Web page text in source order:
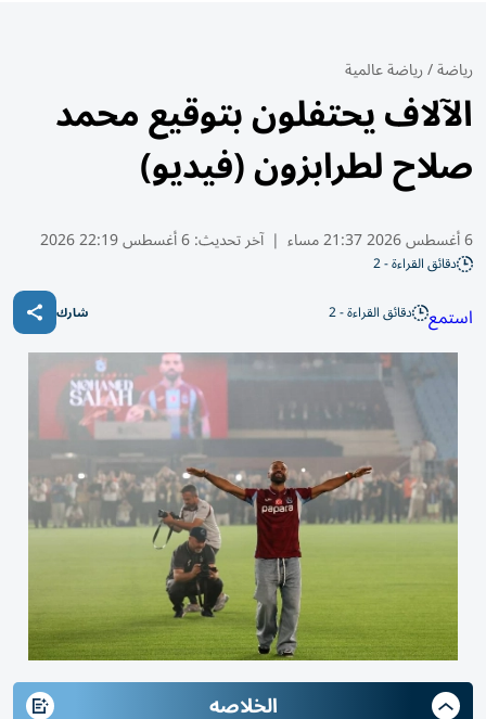
رياضة/رياضة عالمية
الآلاف يحتفلون بتوقيع محمد
صلاح لطرابزون (فيديو)
6 أغسطس 2026 21:37 مساء | آخر تحديث:6 أغسطس 22:19 2026
دقائق القراءة - 2
استمع دقائق القراءة - 2 شارك
الخلاصه